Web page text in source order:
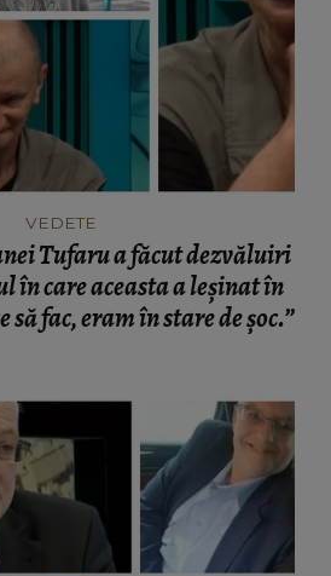
VEDETE
Tufaru a făcut dezvăluiri
în care aceasta a leșinat în
să fac, eram în stare de șoc.”